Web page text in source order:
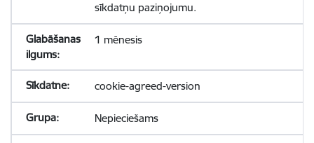
sīkdatņu paziņojumu.
1 mēnesis
cookie-agreed-version
Nepieciešams